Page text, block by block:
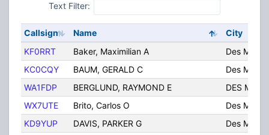
Text Filter:
Callsign Name
City
KF0RRT
Baker, Maximilian A
Des
KC0CQY
BAUM, GERALD C
Des
WA1FDP
BERGLUND, RAYMOND E
DES
WX7UTE
Brito, Carlos O
Des
KD9YUP
DAVIS, PARKER G
Des